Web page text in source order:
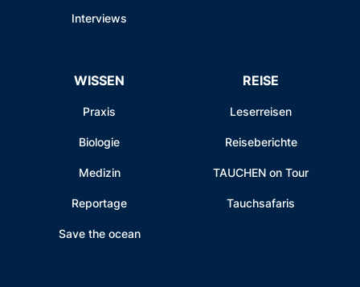
Interviews
WISSEN
Praxis
Biologie
Medizin
Reportage
Save the ocean
REISE
Leserreisen
Reiseberichte
TAUCHEN on Tour
Tauchsafaris